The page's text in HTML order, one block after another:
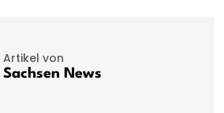
Artikel von
Sachsen News